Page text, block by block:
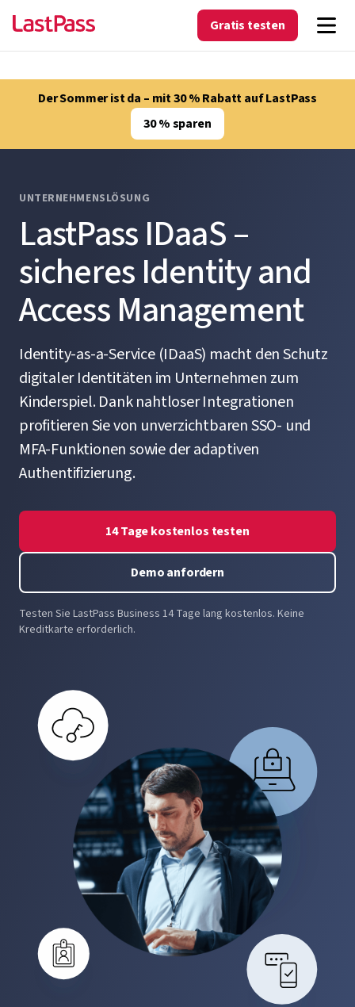
Gratis testen
Der Sommer ist da – mit 30 % Rabatt auf LastPass
30 % sparen
UNTERNEHMENSLÖSUNG
LastPass IDaaS –
sicheres Identity and
Access Management
Identity-as-a-Service (IDaaS) macht den Schutz
digitaler Identitäten im Unternehmen zum
Kinderspiel. Dank nahtloser Integrationen
profitieren Sie von unverzichtbaren SSO- und
MFA-Funktionen sowie der adaptiven
Authentifizierung.
14 Tage kostenlos testen
Demo anfordern
Testen Sie LastPass Business 14 Tage lang kostenlos. Keine
Kreditkarte erforderlich.